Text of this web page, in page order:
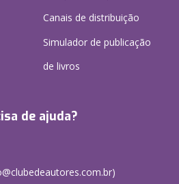
Canais de distribuição
Simulador de publicação
de livros
de ajuda?
)